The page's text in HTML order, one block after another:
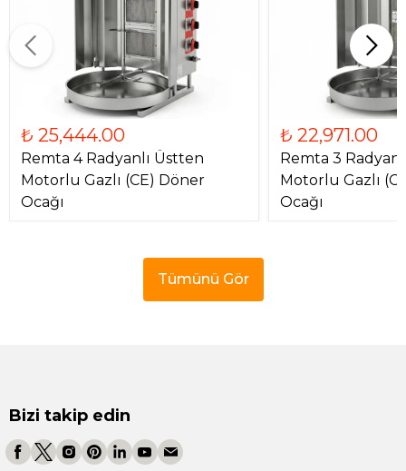
₺ 25,444.00
Remta 4 Radyanlı Üstten
Motorlu Gazlı (CE) Döner
Ocağı
₺ 22,971.00
Remta 3
Motorlu Gazlı
Ocağı
Tümünü Gör
Bizi takip edin